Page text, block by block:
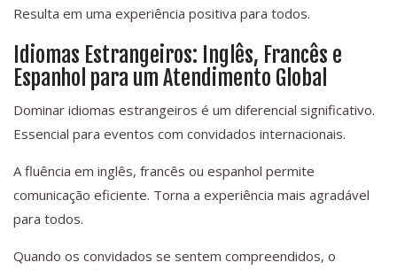
Resulta em uma experiência positiva para todos.
Idiomas Estrangeiros: Inglês, Francês e
Espanhol para um Atendimento Global
Dominar idiomas estrangeiros é um diferencial significativo.
Essencial para eventos com convidados internacionais.
A fluência em inglês, francês ou espanhol permite
comunicação eficiente. Torna a experiência mais agradável
para todos.
Quando os convidados se sentem compreendidos, o